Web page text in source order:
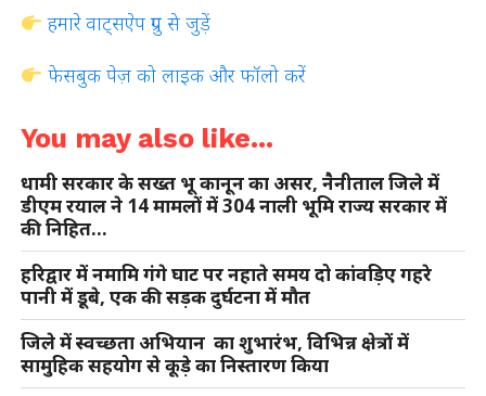
हमारे वाट्सऐप ग्रुप से जुड़ें
फेसबुक पेज़ को लाइक और फॉलो करें
You may also like...
धामी सरकार के सख्त भू कानून का असर, नैनीताल जिले में
डीएम रयाल ने 14 मामलों में 304 नाली भूमि राज्य सरकार में
की निहित…
हरिद्वार में नमामि गंगे घाट पर नहाते समय दो कांवड़िए गहरे
पानी में डूबे, एक की सड़क दुर्घटना में मौत
जिले में स्वच्छता अभियान का शुभारंभ, विभिन्न क्षेत्रों में
सामुहिक सहयोग से कूड़े का निस्तारण किया